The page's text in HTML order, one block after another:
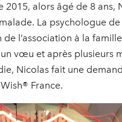
2015, alors âgé de 8 ans,
La psychologue de
l’association à la
vœu et après plusieurs
Nicolas fait une
France.